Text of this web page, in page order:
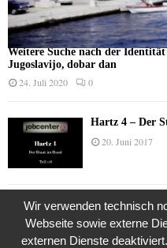
Weitere Suche nach der
Jugoslavijo, dobar dan
24. Juli 2020 0
Hartz 4 – Der
20. Juni 2017
Das Leben des
12. Oktober 2020
Wir verwenden technisch
Webseite sowie externe
externen Dienste